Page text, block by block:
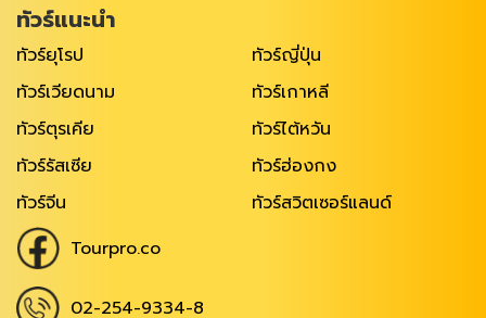
ทัวร์แนะนำ
ทัวร์ยุโรป
ทัวร์ญี่ปุ่น
ทัวร์เวียดนาม
ทัวร์เกาหลี
ทัวร์ตุรเคีย
ทัวร์ไต้หวัน
ทัวร์รัสเซีย
ทัวร์ฮ่องกง
ทัวร์จีน
ทัวร์สวิตเซอร์แลนด์
Tourpro.co
02-254-9334-8